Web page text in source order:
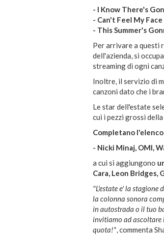
- I Know There's
- Can't Feel My
- This Summer's
Per arrivare a questi
dell'azienda, si
streaming di ogni
Inoltre, il servizio di
canzoni dato che i
Le star dell'estate
cui i pezzi grossi
Completano
- Nicki Minaj, OMI,
a cui si aggiungono
Cara, Leon Bridges,
"L'estate e' la
la colonna sonora
in autostrada o il tuo
invitiamo ad ascoltare
quota!", commenta